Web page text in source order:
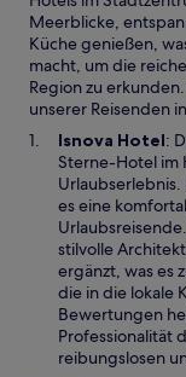
Meerblicke,
Küche genießen,
macht, um die
Region zu
unserer Reisenden
Isnova HotelW
i
r
d
i
n
e
i
n
e
m
:
Sterne-Hotel im
es eine
stilvolle
ergänzt, was es
die in die lokale
Bewertungen
Professionalität
reibungslosen